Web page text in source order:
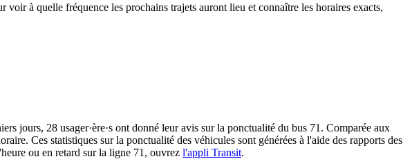
à quelle fréquence les prochains trajets auront lieu et connaître les horaires exacts,
jours, 28 usager·ère·s ont donné leur avis sur la ponctualité du bus 71. Comparée aux
Ces statistiques sur la ponctualité des véhicules sont générées à l'aide des rapports des
ou en retard sur la ligne 71, ouvrez l'appli Transit.